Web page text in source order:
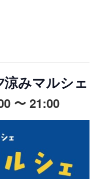
みマルシェ
〜 21:00